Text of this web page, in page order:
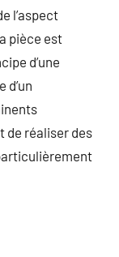
l’aspect
pièce est
d’une
d’un
de réaliser des